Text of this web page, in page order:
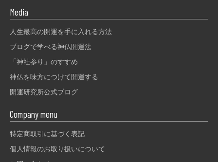
Media
人生最高の開運を手に入れる方法
ブログで学べる神仏開運法
「神社参り」のすすめ
神仏を味方につけて開運する
開運研究所公式ブログ
Company menu
特定商取引に基づく表記
個人情報のお取り扱いについて